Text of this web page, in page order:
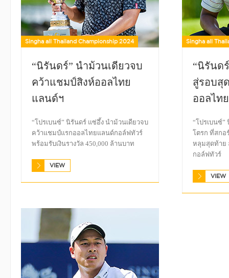
Singha all Thailand Championship 2024
“นิรันดร์” นำม้วนเดียวจบ
คว้าแชมป์สิงห์ออลไทย
แลนด์ฯ
“โปรเบนซ์” นิรันดร์ แซ่อึ้ง นำม้วนเดียวจบ
คว้าแชมป์แรกออลไทยแลนด์กอล์ฟทัวร์
พร้อมรับเงินรางวัล 450,000 ล้านบาท
VIEW
Singha all
“นิรันด
สู่รอบสุ
ออลไท
“โปรเบนซ์”
โตรก ที่สกอ
หลุมสุดท้าย
กอล์ฟทัวร์
VIEW